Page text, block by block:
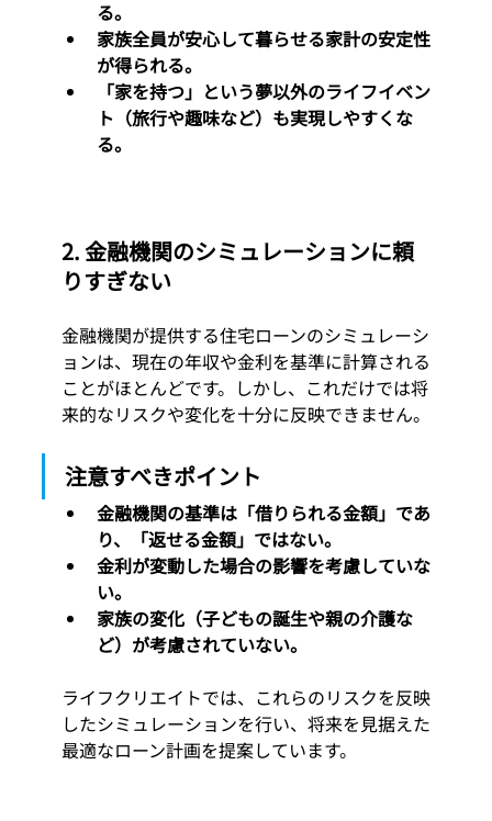
る。
家族全員が安心して暮らせる家計の安定性
が得られる。
「家を持つ」という夢以外のライフイベン
ト（旅行や趣味など）も実現しやすくな
る。
2. 金融機関のシミュレーションに頼
りすぎない
金融機関が提供する住宅ローンのシミュレーシ
ョンは、現在の年収や金利を基準に計算される
ことがほとんどです。しかし、これだけでは将
来的なリスクや変化を十分に反映できません。
注意すべきポイント
金融機関の基準は「借りられる金額」であ
り、「返せる金額」ではない。
金利が変動した場合の影響を考慮していな
い。
家族の変化（子どもの誕生や親の介護な
ど）が考慮されていない。
ライフクリエイトでは、これらのリスクを反映
したシミュレーションを行い、将来を見据えた
最適なローン計画を提案しています。